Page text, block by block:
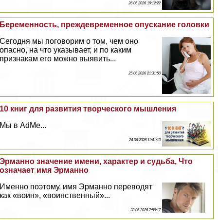
26 06 2026 19:12:22
Беременность, преждевременное опускание головки
Сегодня мы поговорим о том, чем оно
опасно, на что указывает, и по каким
признакам его можно выявить...
25 06 2026 21:31:50
10 книг для развития творческого мышления
Мы в AdMe...
24 06 2026 11:41:10
Эрманно значение имени, хаpaктер и судьба, Что
означает имя Эрманно
Именно поэтому, имя Эрманно переводят
как «воин», «воинственный»...
23 06 2026 7:59:17